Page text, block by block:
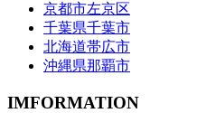
京都市左京区
千葉県千葉市
北海道帯広市
沖縄県那覇市
IMFORMATION